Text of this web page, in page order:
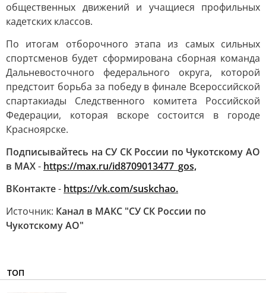
общественных движений и учащиеся профильных
кадетских классов.
По итогам отборочного этапа из самых сильных
спортсменов будет сформирована сборная команда
Дальневосточного федерального округа, которой
предстоит борьба за победу в финале Всероссийской
спартакиады Следственного комитета Российской
Федерации, которая вскоре состоится в городе
Красноярске.
Подписывайтесь на СУ СК России по Чукотскому АО
в МАХ- https://max.ru/id8709013477_gos,
ВКонтакте- https://vk.com/suskchao.
Источник: Канал в МАКС "СУ СК России по
Чукотскому АО"
ТОП